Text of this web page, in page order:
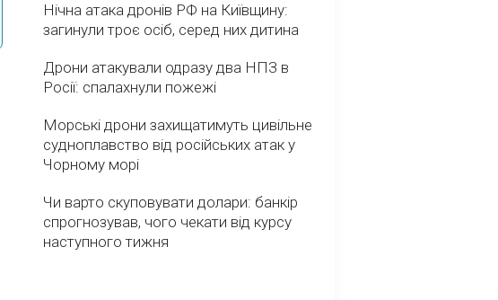
Нічна атака дронів РФ на Київщину:
загинули троє осіб, серед них дитина
Дрони атакували одразу два НПЗ в
Росії: спалахнули пожежі
Морські дрони захищатимуть цивільне
судноплавство від російських атак у
Чорному морі
Чи варто скуповувати долари: банкір
спрогнозував, чого чекати від курсу
наступного тижня